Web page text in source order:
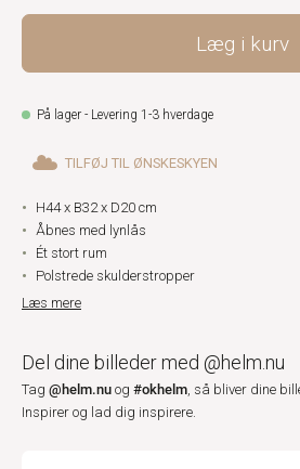
Læg i kurv
På lager - Levering 1-3 hverdage
TILFØJ TIL ØNSKESKYEN
H44 x B32 x D20 cm
Åbnes med lynlås
Ét stort rum
Polstrede skulderstropper
Læs mere
Del dine billeder med @helm.nu
Tag @helm.nu og #okhelm, så bliver dine
Inspirer og lad dig inspirere.